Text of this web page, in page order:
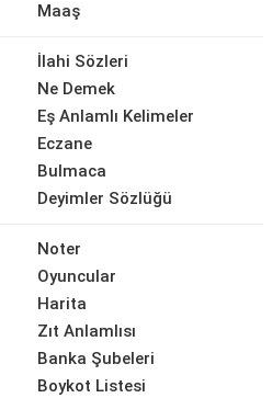
Maaş
İlahi Sözleri
Ne Demek
Eş Anlamlı Kelimeler
Eczane
Bulmaca
Deyimler Sözlüğü
Noter
Oyuncular
Harita
Zıt Anlamlısı
Banka Şubeleri
Boykot Listesi